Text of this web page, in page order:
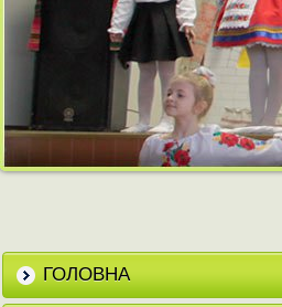
ГОЛОВНА